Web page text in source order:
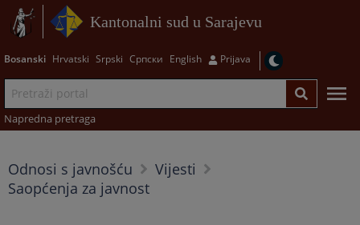
Kantonalni sud u Sarajevu
Bosanski Hrvatski Srpski Српски English Prijava
Napredna pretraga
Odnosi s javnošću
Vijesti
Saopćenja za javnost